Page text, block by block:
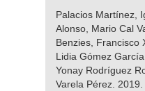
Palacios Martínez,
Alonso, Mario Cal
Benzies, Francisco
Lidia Gómez
Yonay Rodríguez
Varela Pérez. 2019.